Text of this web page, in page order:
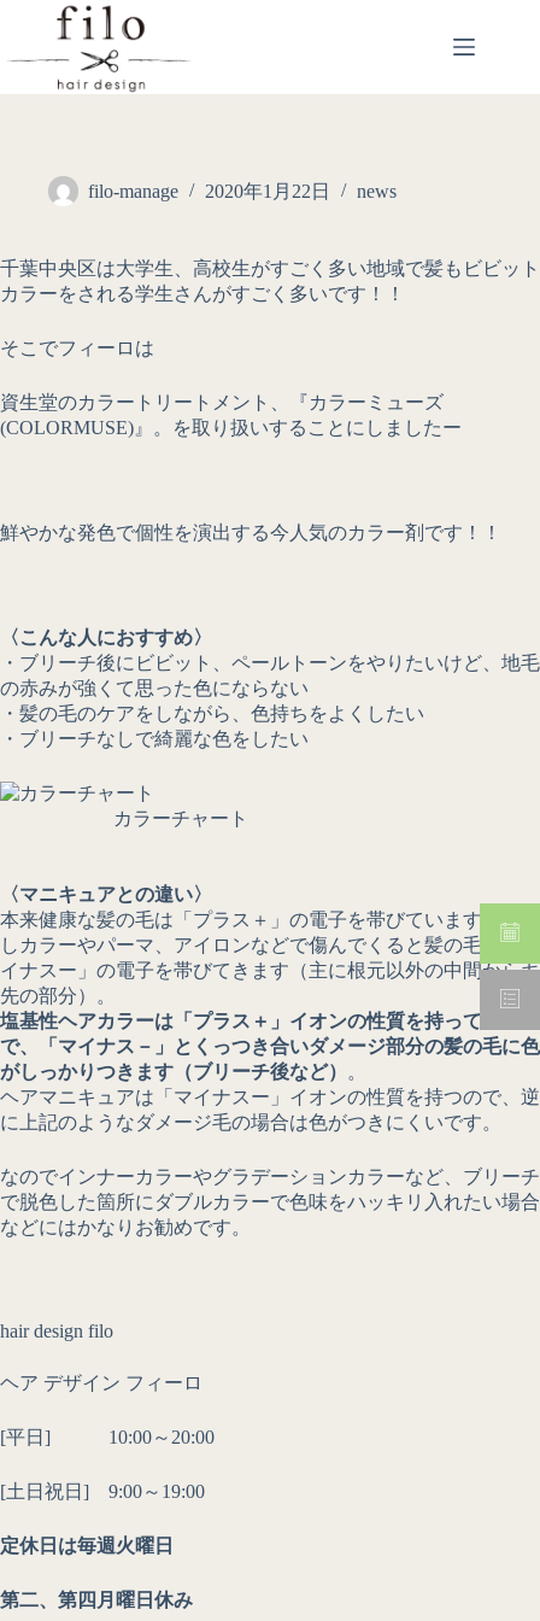
filo-manage 2020年1月22日 news
千葉中央区は大学生、高校生がすごく多い地域で髪もビビット
カラーをされる学生さんがすごく多いです！！
そこでフィーロは
資生堂のカラートリートメント、『カラーミューズ
(COLORMUSE)』。を取り扱いすることにしましたー
鮮やかな発色で個性を演出する今人気のカラー剤です！！
〈こんな人におすすめ〉
・ブリーチ後にビビット、ペールトーンをやりたいけど、地毛
の赤みが強くて思った色にならない
・髪の毛のケアをしながら、色持ちをよくしたい
・ブリーチなしで綺麗な色をしたい
カラーチャート
〈マニキュアとの違い〉
本来健康な髪の毛は「プラス＋」の電子を帯びています。しか
しカラーやパーマ、アイロンなどで傷んでくると髪の毛は「マ
イナスー」の電子を帯びてきます（主に根元以外の中間から毛
先の部分）。
塩基性ヘアカラーは「プラス＋」イオンの性質を持っているの
で、「マイナス－」とくっつき合いダメージ部分の髪の毛に色
がしっかりつきます（ブリーチ後など）
。
ヘアマニキュアは「マイナスー」イオンの性質を持つので、逆
に上記のようなダメージ毛の場合は色がつきにくいです。
なのでインナーカラーやグラデーションカラーなど、ブリーチ
で脱色した箇所にダブルカラーで色味をハッキリ入れたい場合
などにはかなりお勧めです。
hair design filo
ヘア デザイン フィーロ
[平日] 10:00～20:00
[土日祝日] 9:00～19:00
定休日は毎週火曜日
第二、第四月曜日休み